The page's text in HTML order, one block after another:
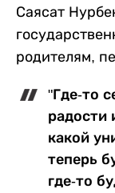
Саясат
родителям,
"Где-то
радости
какой
теперь
где-то